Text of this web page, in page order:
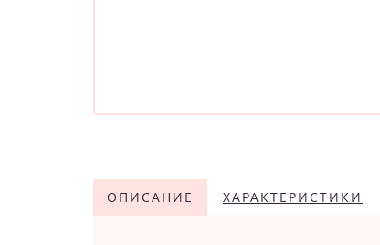
ОПИСАНИЕ ХАРАКТЕРИСТИКИ